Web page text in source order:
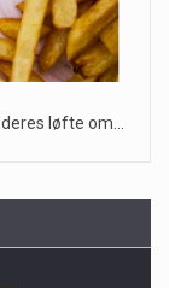
løfte om…